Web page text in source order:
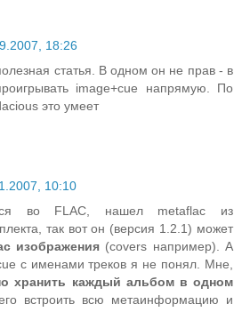
18:26
статья. В одном он не прав - в
image+cue напрямую. По
это умеет
10:10
во FLAC, нашел metaflac из
так вот он (версия 1.2.1) может
изображения (covers например). А
с именами треков я не понял. Мне,
хранить каждый альбом в одном
встроить всю метаинформацию и